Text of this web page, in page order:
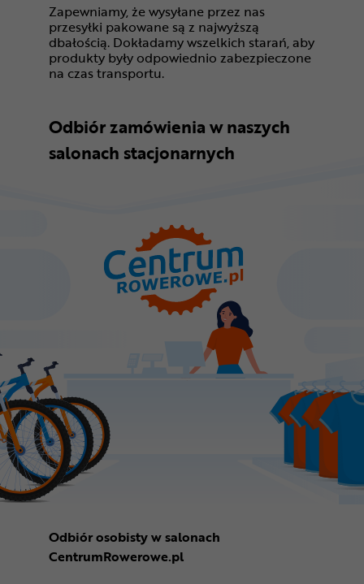
Zapewniamy, że wysyłane przez nas
przesyłki pakowane są z najwyższą
dbałością. Dokładamy wszelkich starań, aby
produkty były odpowiednio zabezpieczone
na czas transportu.
Odbiór zamówienia w naszych
salonach stacjonarnych
Odbiór osobisty w salonach
CentrumRowerowe.pl